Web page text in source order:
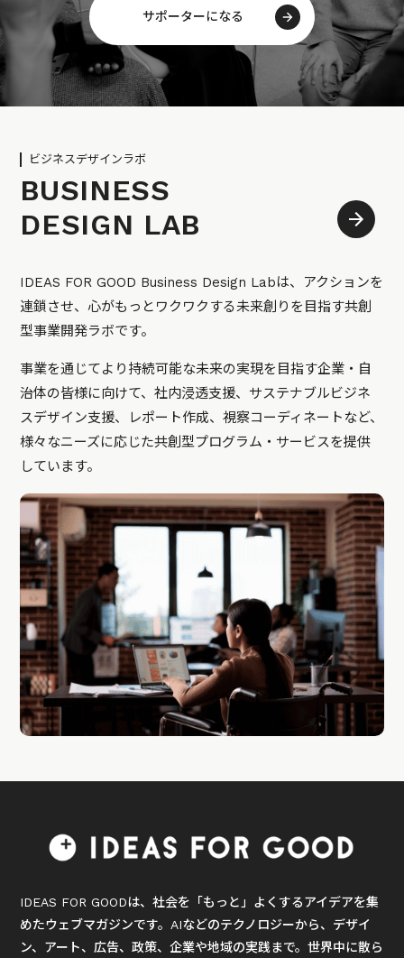
サポーターになる
ビジネスデザインラボ
BUSINESS
DESIGN LAB
IDEAS FOR GOOD Business Design Labは、アクションを
連鎖させ、心がもっとワクワクする未来創りを目指す共創
型事業開発ラボです。
事業を通じてより持続可能な未来の実現を目指す企業・自
治体の皆様に向けて、社内浸透支援、サステナブルビジネ
スデザイン支援、レポート作成、視察コーディネートなど、
様々なニーズに応じた共創型プログラム・サービスを提供
しています。
IDEAS FOR GOODは、社会を「もっと」よくするアイデアを集
めたウェブマガジンです。AIなどのテクノロジーから、デザイ
ン、アート、広告、政策、企業や地域の実践まで。世界中に散ら